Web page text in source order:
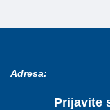
Adresa:
Prijavite